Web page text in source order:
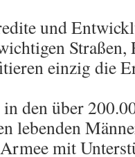
und
Straßen,
einzig die
den über
lebenden
mit